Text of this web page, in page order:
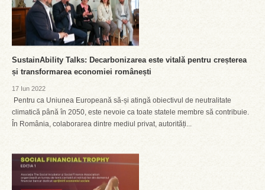
SustainAbility Talks: Decarbonizarea este vitală pentru creșterea
și transformarea economiei românești
17 Iun 2022
Pentru ca Uniunea Europeană să-și atingă obiectivul de neutralitate
climatică până în 2050, este nevoie ca toate statele membre să contribuie.
În România, colaborarea dintre mediul privat, autorități...